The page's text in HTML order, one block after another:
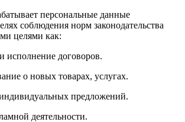
персональные данные
соблюдения норм законодательства
целями как:
исполнение договоров.
о новых товарах, услугах.
предложений.
деятельности.